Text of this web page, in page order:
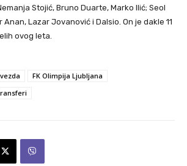
Stojić, Bruno Duarte, Marko Ilić; Seol
Lazar Jovanović i Dalsio. On je dakle 11
ovog leta.
FK Olimpija Ljubljana